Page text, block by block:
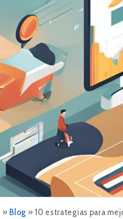
» Blog »10 estrategias para